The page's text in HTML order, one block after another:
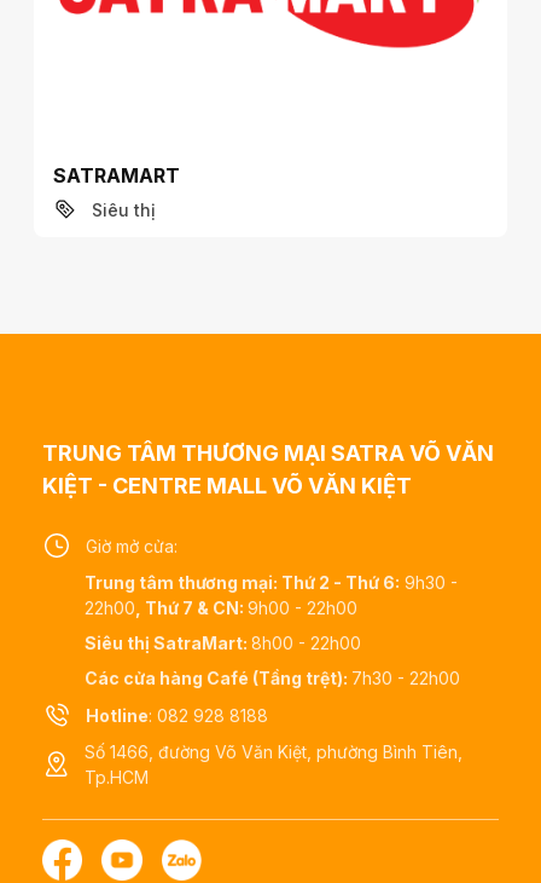
SATRAMART
Siêu thị
TRUNG TÂM THƯƠNG MẠI SATRA VÕ VĂN
KIỆT - CENTRE MALL VÕ VĂN KIỆT
Giờ mở cửa:
Trung tâm thương mại: Thứ 2 - Thứ 6: 9h30 -
22h00, Thứ 7 & CN: 9h00 - 22h00
Siêu thị SatraMart: 8h00 - 22h00
Các cửa hàng Café (Tầng trệt): 7h30 - 22h00
Hotline: 082 928 8188
Số 1466, đường Võ Văn Kiệt, phường Bình Tiên,
Tp.HCM